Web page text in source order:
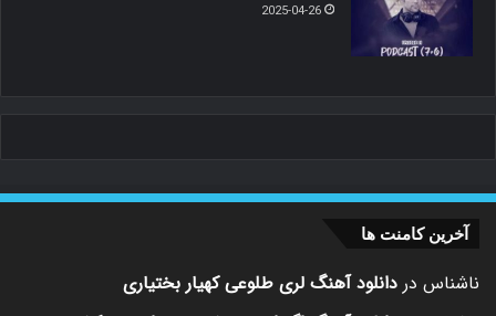
2025-04-26
آخرین کامنت ها
ناشناس در دانلود آهنگ لری طلوعی کهیار بختیاری